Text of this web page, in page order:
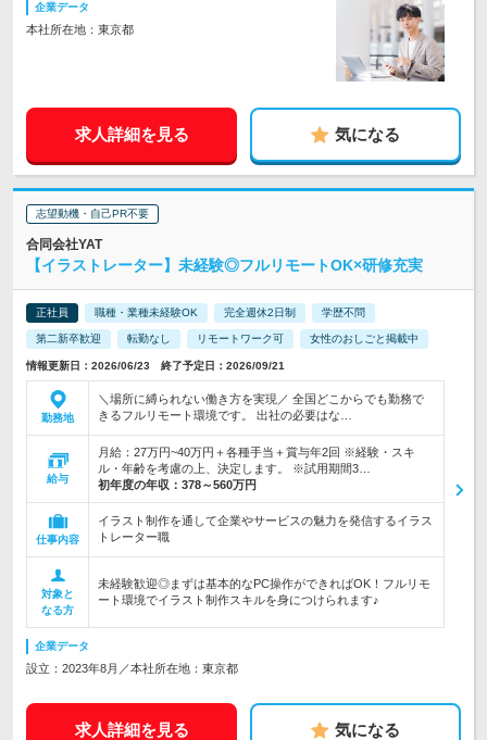
企業データ
本社所在地：東京都
求人詳細を見る 気になる
志望動機・自己PR不要
合同会社YAT
【イラストレーター】未経験◎フルリモートOK×研修充実
正社員 職種・業種未経験OK 完全週休2日制 学歴不問
第二新卒歓迎 転勤なし リモートワーク可 女性のおしごと掲載中
情報更新日：2026/06/23 終了予定日：2026/09/21
勤務地
＼場所に縛られない働き方を実現／ 全国どこからでも勤務で
きるフルリモート環境です。 出社の必要はな…
給与
月給：27万円~40万円＋各種手当＋賞与年2回 ※経験・スキ
ル・年齢を考慮の上、決定します。 ※試用期間3…
初年度の年収： 378～560万円
仕事内容
イラスト制作を通して企業やサービスの魅力を発信するイラス
トレーター職
対象と
なる方
未経験歓迎◎まずは基本的なPC操作ができればOK！フルリモ
ート環境でイラスト制作スキルを身につけられます♪
企業データ
設立：2023年8月／本社所在地：東京都
求人詳細を見る 気になる